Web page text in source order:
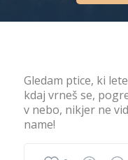
Gledam ptice, ki
kdaj vrneš se,
v nebo, nikjer ne
name!